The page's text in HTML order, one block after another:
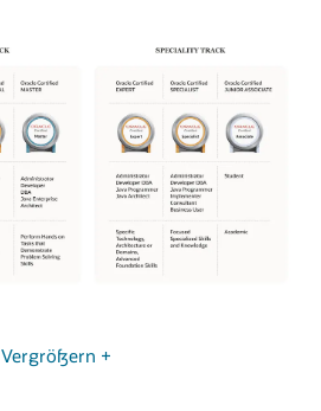
Vergrößern +